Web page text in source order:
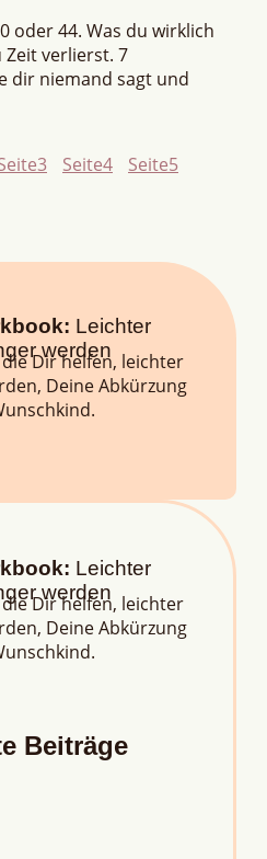
oder 44. Was du wirklich
verlierst. 7
dir niemand sagt und
3 Seite4 Seite5
Leichter
werden
Dir helfen, leichter
Deine Abkürzung
Leichter
werden
Dir helfen, leichter
Deine Abkürzung
Beiträge